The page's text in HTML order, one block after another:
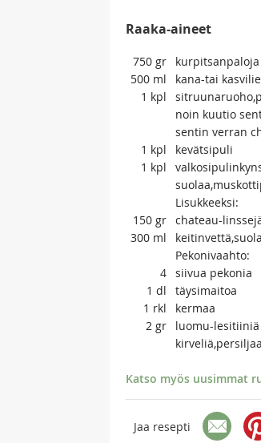
Raaka-aineet
750 gr
500 ml
kana-tai
1 kpl
noin kuutio
sentin verran
1 kpl
kevätsipuli
1 kpl
Lisukkeeksi:
150 gr chateau-
300 ml
Pekonivaahto:
4 siivua pekonia
1 dl
täysimaitoa
1 rkl
kermaa
2 gr
luomu-lesitiiniä
kirveliä,persiljaa
Katso myös uusimmat
Jaa resepti